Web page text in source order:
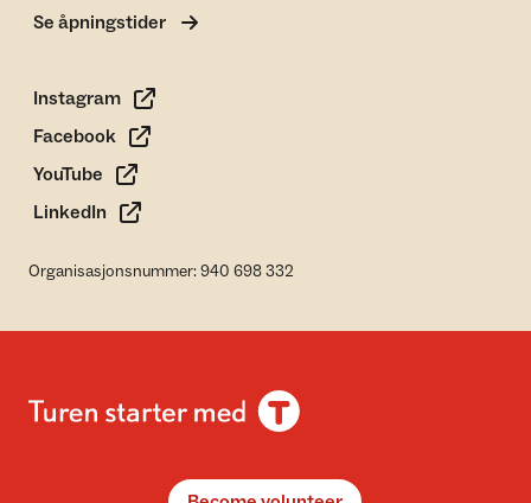
Se åpningstider
Instagram
Facebook
YouTube
LinkedIn
Organisasjonsnummer: 940 698 332